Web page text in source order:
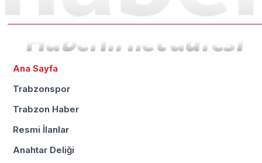
Ana Sayfa
Trabzonspor
Trabzon Haber
Resmi İlanlar
Anahtar Deliği